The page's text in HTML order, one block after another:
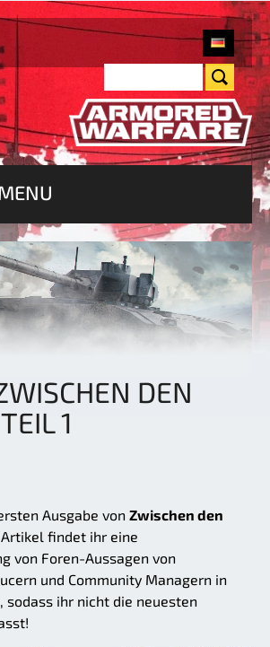
DEN
1
Ausgabe von Zwischen den
findet ihr eine
von Foren-Aussagen von
und Community Managern in
sodass ihr nicht die neuesten